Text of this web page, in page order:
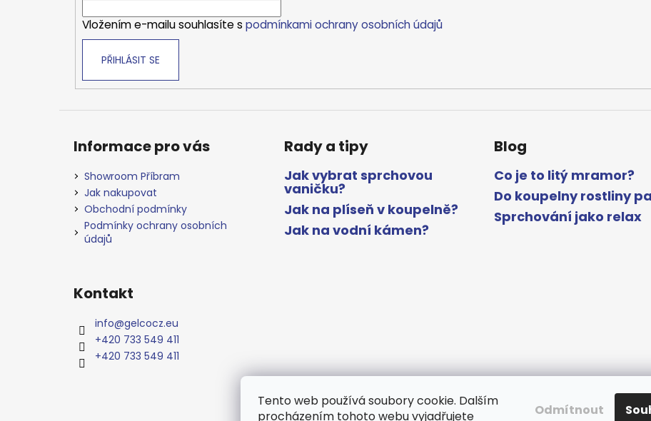
Tento web používá soubory cookie. Dalším
procházením tohoto webu vyjadřujete
Odmítnout
Vložením e-mailu souhlasíte s podmínkami ochrany osobních údajů
PŘIHLÁSIT SE
Informace pro vás
Showroom Příbram
Jak nakupovat
Obchodní podmínky
Podmínky ochrany osobních
údajů
Rady a tipy
Jak vybrat sprchovou
vaničku?
Jak na plíseň v koupelně?
Jak na vodní kámen?
Blog
Co je to litý mramor?
Do koupelny rostliny
Sprchování jako relax
Kontakt
info@gelcocz.eu
+420 733 549 411
+420 733 549 411